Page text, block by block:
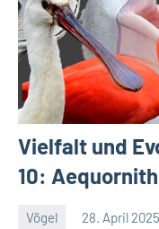
Vielfalt und
10:
Vögel 28. April 2025